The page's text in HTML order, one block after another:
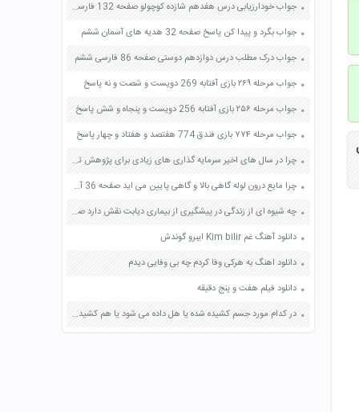
جواب خودارزیابی درس هفدهم شازده کوچولو صفحه 132 فارسی نهم
جواب بگرد و پیدا کن پاسخ صفحه 32 هدیه های آسمان ششم
جواب درک مطلب درس دوازدهم دوستی صفحه 86 فارسی ششم
جواب مرحله ۲۶۹ بازی آفتابه 269 دویست و شصت و نه پاسخ
جواب مرحله ۲۵۶ بازی آفتابه 256 دویست و پنجاه و شش پاسخ
جواب مرحله ۷۷۴ بازی فندق 774 هفتصد و هفتاد و چهار پاسخ
چرا در سال های اخیر سرمایه گذاری های زیادی برای پژوهش توسعه و بهره برداری از انرژی های تجدید پذیر شده است؟ صفحه 77 علوم هفتم
چرا مایع درون لوله گاهی بالا و گاهی پایین می اید صفحه 36 آزمایشگاه علوم تجربی دهم
چه شیوه ای از زندگی در پیشگیری از بیماری دیابت نقش دارد صفحه 116 علوم هفتم
دانلود آهنگ غم Kim bilir ایبرو گوندش
دانلود اهنگ به هرکی وفا کردم چه بی وفایی دیدم
دانلود فیلم هفت و پنج دقیقه
در کدام مورد جسم کشیده شده یا هل داده می شود یا هم کشیده و هم هل داده می شود صفحه 47 علوم ششم